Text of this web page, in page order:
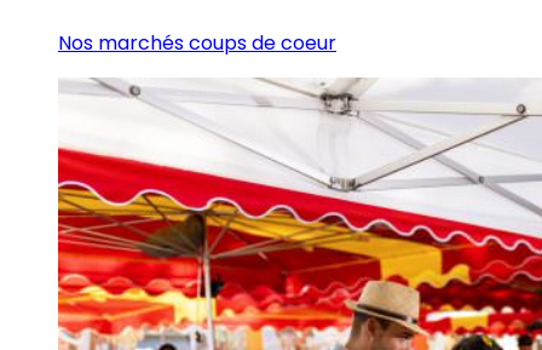
Nos marchés coups de coeur